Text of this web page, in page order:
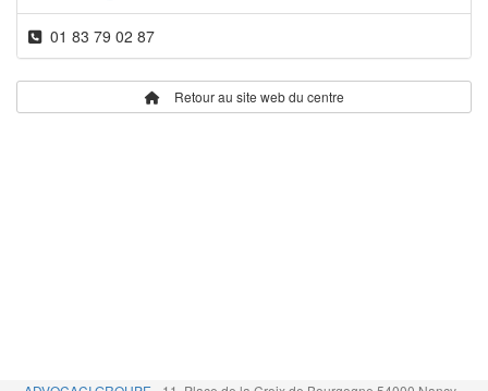
01 83 79 02 87
Retour au site web du centre